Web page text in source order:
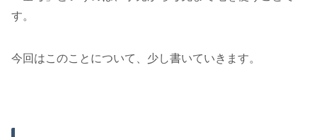
す。
今回はこのことについて、少し書いていきます。